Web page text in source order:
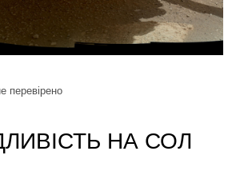
перевірено
НА СОЛ